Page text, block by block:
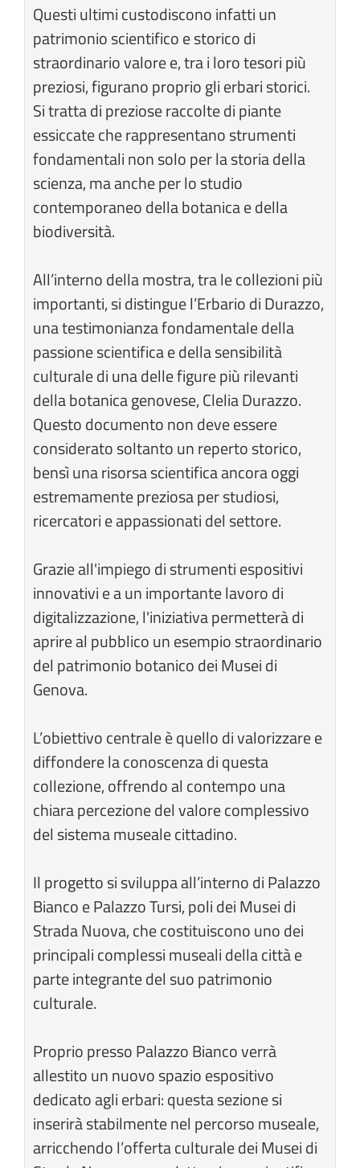
Questi ultimi custodiscono infatti un
patrimonio scientifico e storico di
straordinario valore e, tra i loro tesori più
preziosi, figurano proprio gli erbari storici.
Si tratta di preziose raccolte di piante
essiccate che rappresentano strumenti
fondamentali non solo per la storia della
scienza, ma anche per lo studio
contemporaneo della botanica e della
biodiversità.
All’interno della mostra, tra le collezioni più
importanti, si distingue l’Erbario di Durazzo,
una testimonianza fondamentale della
passione scientifica e della sensibilità
culturale di una delle figure più rilevanti
della botanica genovese, Clelia Durazzo.
Questo documento non deve essere
considerato soltanto un reperto storico,
bensì una risorsa scientifica ancora oggi
estremamente preziosa per studiosi,
ricercatori e appassionati del settore.
Grazie all'impiego di strumenti espositivi
innovativi e a un importante lavoro di
digitalizzazione, l'iniziativa permetterà di
aprire al pubblico un esempio straordinario
del patrimonio botanico dei Musei di
Genova.
L’obiettivo centrale è quello di valorizzare e
diffondere la conoscenza di questa
collezione, offrendo al contempo una
chiara percezione del valore complessivo
del sistema museale cittadino.
Il progetto si sviluppa all’interno di Palazzo
Bianco e Palazzo Tursi, poli dei Musei di
Strada Nuova, che costituiscono uno dei
principali complessi museali della città e
parte integrante del suo patrimonio
culturale.
Proprio presso Palazzo Bianco verrà
allestito un nuovo spazio espositivo
dedicato agli erbari: questa sezione si
inserirà stabilmente nel percorso museale,
arricchendo l’offerta culturale dei Musei di